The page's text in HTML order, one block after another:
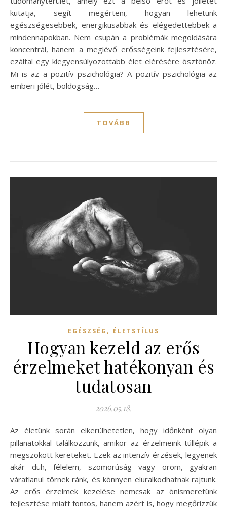
kutatja, segít megérteni, hogyan lehetünk
egészségesebbek, energikusabbak és elégedettebbek a
mindennapokban. Nem csupán a problémák megoldására
koncentrál, hanem a meglévő erősségeink fejlesztésére,
ezáltal egy kiegyensúlyozottabb élet elérésére ösztönöz.
Mi is az a pozitív pszichológia? A pozitív pszichológia az
emberi jólét, boldogság…
TOVÁBB
EGÉSZSÉG , ÉLETSTÍLUS
Hogyan kezeld az erős
érzelmeket hatékonyan és
tudatosan
2026.05.18.
Az életünk során elkerülhetetlen, hogy időnként olyan
pillanatokkal találkozzunk, amikor az érzelmeink túllépik a
megszokott kereteket. Ezek az intenzív érzések, legyenek
akár düh, félelem, szomorúság vagy öröm, gyakran
váratlanul törnek ránk, és könnyen eluralkodhatnak rajtunk.
Az erős érzelmek kezelése nemcsak az önismeretünk
fejlesztése miatt fontos, hanem azért is, hogy megőrizzük